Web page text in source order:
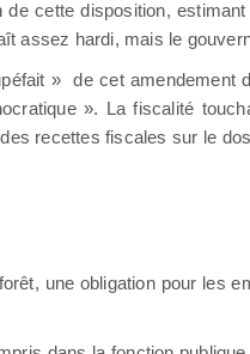
cette disposition,
assez hardi, mais le
» de cet amendement
». La fiscalité
recettes fiscales sur le
une obligation pour les